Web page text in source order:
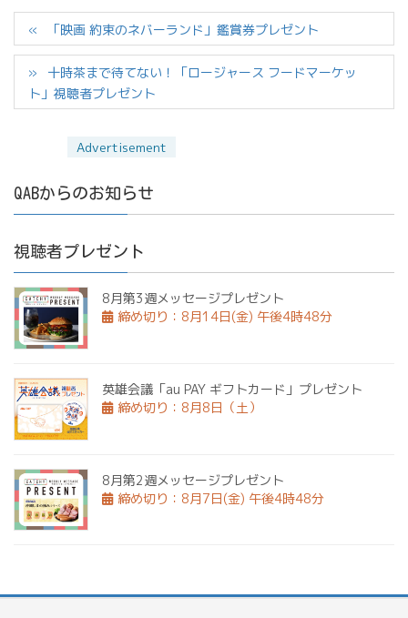
「映画 約束のネバーランド」鑑賞券プレゼント
十時茶まで待てない！「ロージャース フードマーケッ
ト」視聴者プレゼント
QABからのお知らせ
視聴者プレゼント
8月第3週メッセージプレゼント
締め切り：8月14日(金) 午後4時48分
英雄会議「au PAY ギフトカード」プレゼント
締め切り：8月8日（土）
8月第2週メッセージプレゼント
締め切り：8月7日(金) 午後4時48分